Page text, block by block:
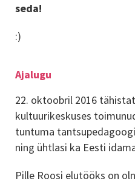
seda!
:)
Ajalugu
22. oktoobril 2016
kultuurikeskuses
tuntuma
ning ühtlasi ka Eesti
Pille Roosi elutööks on